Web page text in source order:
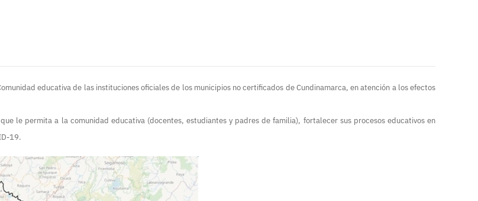
educativa de las instituciones oficiales de los municipios no certificados de Cundinamarca, en atención a los efectos
le permita a la comunidad educativa (docentes, estudiantes y padres de familia), fortalecer sus procesos educativos en
19.